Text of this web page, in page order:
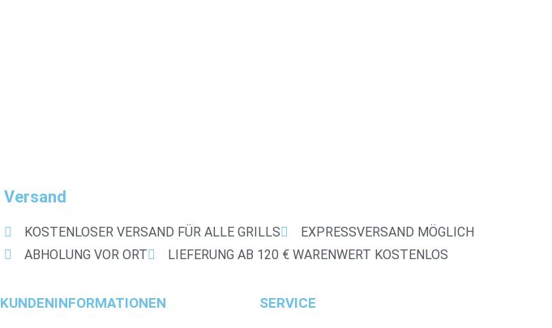
Versand
KOSTENLOSER VERSAND FÜR ALLE GRILLS
EXPRESSVERSAND MÖGLICH
ABHOLUNG VOR ORT
LIEFERUNG AB 120 € WARENWERT KOSTENLOS
KUNDENINFORMATIONEN SERVICE